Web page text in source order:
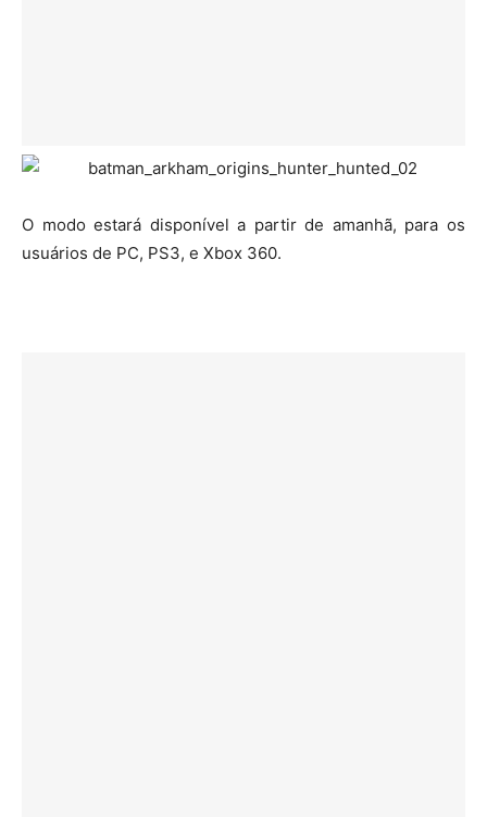
O modo estará disponível a partir de amanhã, para os
usuários de PC, PS3, e Xbox 360.